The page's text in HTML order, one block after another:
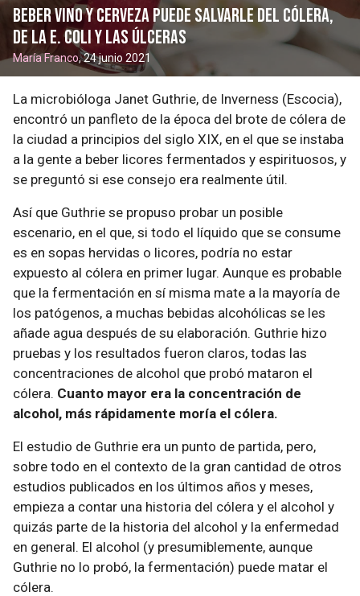
Beber vino y cerveza puede salvarle del cólera,
de la E. Coli y las úlceras
María Franco, 24 junio 2021
La microbióloga Janet Guthrie, de Inverness (Escocia),
encontró un panfleto de la época del brote de cólera de
la ciudad a principios del siglo XIX, en el que se instaba
a la gente a beber licores fermentados y espirituosos, y
se preguntó si ese consejo era realmente útil.
Así que Guthrie se propuso probar un posible
escenario, en el que, si todo el líquido que se consume
es en sopas hervidas o licores, podría no estar
expuesto al cólera en primer lugar. Aunque es probable
que la fermentación en sí misma mate a la mayoría de
los patógenos, a muchas bebidas alcohólicas se les
añade agua después de su elaboración. Guthrie hizo
pruebas y los resultados fueron claros, todas las
concentraciones de alcohol que probó mataron el
cólera. Cuanto mayor era la concentración de
alcohol, más rápidamente moría el cólera.
El estudio de Guthrie era un punto de partida, pero,
sobre todo en el contexto de la gran cantidad de otros
estudios publicados en los últimos años y meses,
empieza a contar una historia del cólera y el alcohol y
quizás parte de la historia del alcohol y la enfermedad
en general. El alcohol (y presumiblemente, aunque
Guthrie no lo probó, la fermentación) puede matar el
cólera.